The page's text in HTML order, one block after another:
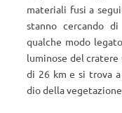
materiali fusi a
stanno cercando
qualche modo
luminose del cratere
di 26 km e si trova
dio della